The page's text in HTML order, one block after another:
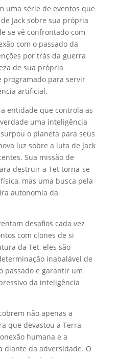
uma série de eventos que
Jack sobre sua própria
se vê confrontado com
com o passado da
por trás da guerra
de sua própria
programado para servir
artificial.
entidade que controla as
uma inteligência
o planeta para seus
luz sobre a luta de Jack
Sua missão de
destruir a Tet torna-se
mas uma busca pela
autonomia da
desafios cada vez
com clones de si
da Tet, eles são
inabalável de
passado e garantir um
da inteligência
não apenas a
que devastou a Terra,
humana e a
diante da adversidade. O